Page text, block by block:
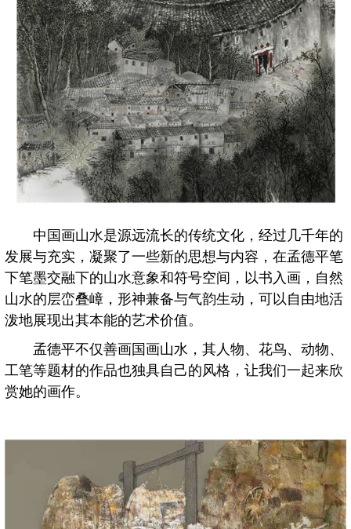
中国画山水是源远流长的传统文化，经过几千年的
发展与充实，凝聚了一些新的思想与内容，在孟德平笔
下笔墨交融下的山水意象和符号空间，以书入画，自然
山水的层峦叠嶂，形神兼备与气韵生动，可以自由地活
泼地展现出其本能的艺术价值。
孟德平不仅善画国画山水，其人物、花鸟、动物、
工笔等题材的作品也独具自己的风格，让我们一起来欣
赏她的画作。